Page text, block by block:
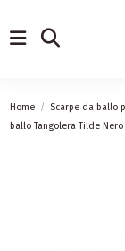
Home Scarpe da ballo
ballo Tangolera Tilde